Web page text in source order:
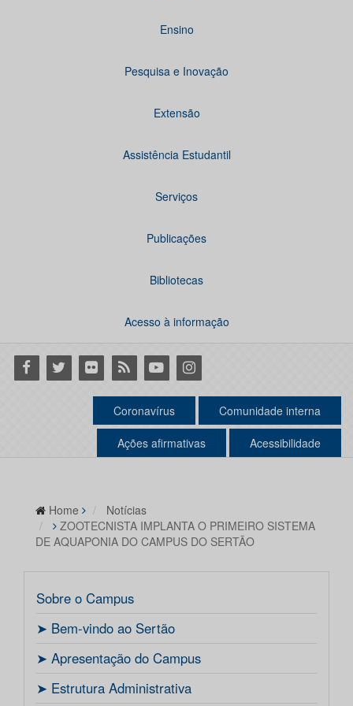
Ensino
Pesquisa e Inovação
Extensão
Assistência Estudantil
Serviços
Publicações
Bibliotecas
Acesso à informação
Facebook
Twitter Flickr RSS YoutubeInstagram
Coronavírus Comunidade interna
Ações afirmativas Acessibilidade
Home
Notícias
ZOOTECNISTA IMPLANTA O PRIMEIRO SISTEMA
DE AQUAPONIA DO CAMPUS DO SERTÃO
Sobre o Campus
ㅤ➤ Bem-vindo ao Sertão
ㅤ➤ Apresentação do Campus
ㅤ➤ Estrutura Administrativa